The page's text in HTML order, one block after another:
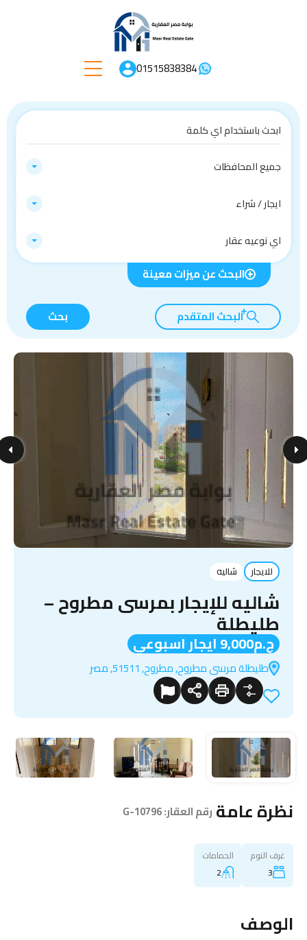
01515838384
جميع المحافظات
ايجار / شراء
اي نوعيه عقار
البحث عن ميزات معينة
البحث المتقدم بحث
للايجار شاليه
شاليه للإيجار بمرسى مطروح –
طليطلة
ج.م9,000 ايجار اسبوعي
طليطلة مرسى مطروح, مطروح, 51511, مصر
نظرة عامة رقم العقار:G-10796
غرف النوم
3
الحمامات
2
الوصف